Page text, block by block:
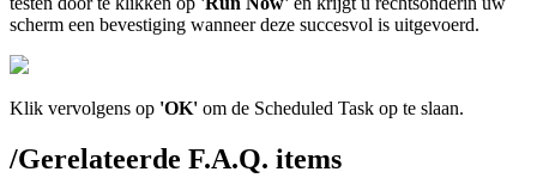
scherm een bevestiging wanneer deze succesvol is uitgevoerd.
Klik vervolgens op 'OK' om de Scheduled Task op te slaan.
/Gerelateerde F.A.Q. items